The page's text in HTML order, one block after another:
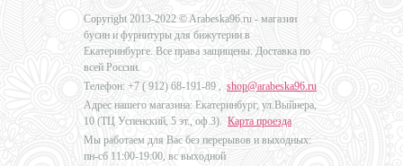
Copyright 2013-2022 © Arabeska96.ru - магазин
бусин и фурнитуры для бижутерии в
Екатеринбурге. Все права защищены. Доставка по
всей России.
Телефон: +7 ( 912) 68-191-89 , shop@arabeska96.ru
Адрес нашего магазина: Екатеринбург, ул.Выйнера,
10 (ТЦ Успенский, 5 эт., оф.3). Карта проезда
Мы работаем для Вас без перерывов и выходных:
пн-сб 11:00-19:00, вс выходной